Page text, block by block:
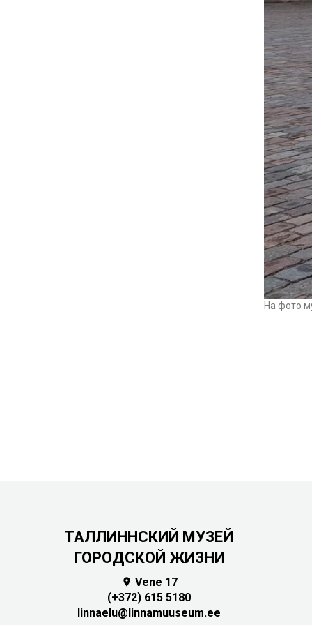
На фото
ТАЛЛИННСКИЙ МУЗЕЙ
ГОРОДСКОЙ ЖИЗНИ
 Vene 17
(+372) 615 5180
linnaelu@linnamuuseum.ee